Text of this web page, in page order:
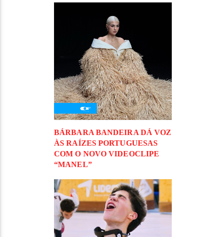
BÁRBARA BANDEIRA DÁ VOZ
ÀS RAÍZES PORTUGUESAS
COM O NOVO VIDEOCLIPE
“MANEL”